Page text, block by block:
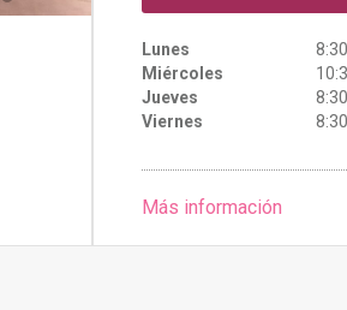
Lunes
Miércoles
Jueves
Viernes
Más información